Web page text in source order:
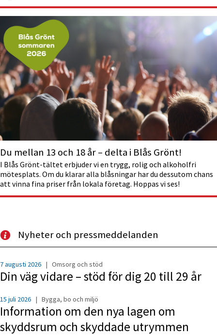
Du mellan 13 och 18 år – delta i Blås Grönt!
I Blås Grönt-tältet erbjuder vi en trygg, rolig och alkoholfri
mötesplats. Om du klarar alla blåsningar har du dessutom chans
att vinna fina priser från lokala företag. Hoppas vi ses!
Nyheter och pressmeddelanden
7 augusti 2026 | Omsorg och stöd
Din väg vidare – stöd för dig 20 till 29 år
15 juli 2026 | Bygga, bo och miljö
Information om den nya lagen om
skyddsrum och skyddade utrymmen